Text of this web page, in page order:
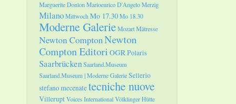
Marguerite DonlonMarioenrico D'AngeloMerzig
MilanoMittwochMo 17.30Mo 18.30
Moderne GalerieMozartMätresse
Newton ComptonNewton
Compton Editori OGRPolaris
SaarbrückenSaarland.Museum
Saarland.Museum | Moderne GalerieSellerio
stefano mecenatetecniche nuove
VilleruptVoices InternationalVölklinger Hütte